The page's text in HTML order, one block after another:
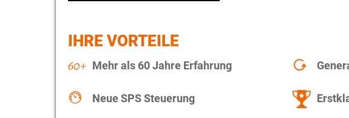
IHRE VORTEILE
Mehr als 60 Jahre Erfahrung
Neue SPS Steuerung